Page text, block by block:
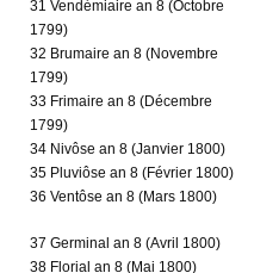
31 Vendémiaire an 8 (Octobre
1799)
32 Brumaire an 8 (Novembre
1799)
33 Frimaire an 8 (Décembre
1799)
34 Nivôse an 8 (Janvier 1800)
35 Pluviôse an 8 (Février 1800)
36 Ventôse an 8 (Mars 1800)
37 Germinal an 8 (Avril 1800)
38 Florial an 8 (Mai 1800)